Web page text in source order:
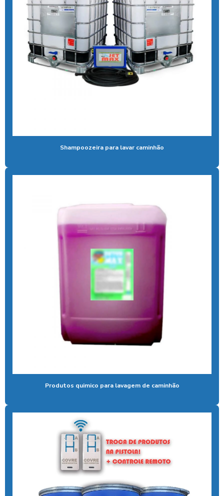
Aspirador self service pagamento pix
Aspirador self service com pix
Aspirador self service pix preço
Aspirador self service para postos com pix
Aspirador self service preço
Bomba para lavar caminhão
Calibrador de pneus com pagamento via pix
Cera de máquina
Controlador de banho
Controlador de banho digital
Controlador de banho com moedas
Controlador de chuveiro
Controlador de chuveiro com pix
Controlador de ducha para quiosque
Controlador de tempo de banho
Controlador de tempo chuveiro
Shampoozeira para lavar caminhão
Produtos quimico para lavagem de caminhão